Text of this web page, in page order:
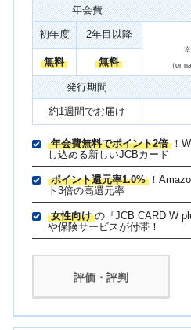
年会費
初年度 2年目以降
※
（or
無料 無料
発行期間
約1週間でお届け
年会費無料でポイント2倍 ！
し込める新しいJCBカード
ポイント還元率1.0% ！
ト3倍の高還元率
女性向け の『JCB CARD W
や保険サービスが付帯！
評価・評判